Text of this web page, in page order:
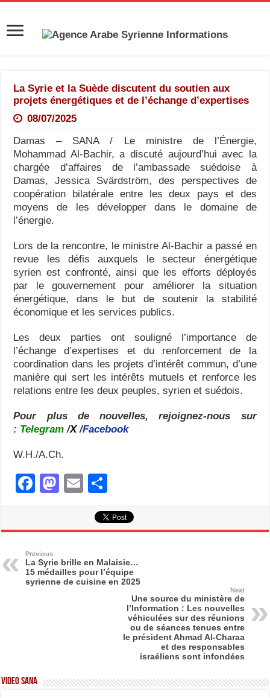
La Syrie et la Suède discutent du soutien aux
projets énergétiques et de l’échange d’expertises
08/07/2025
Damas – SANA / Le ministre de l’Énergie,
Mohammad Al-Bachir, a discuté aujourd’hui avec la
chargée d’affaires de l’ambassade suédoise à
Damas, Jessica Svärdström, des perspectives de
coopération bilatérale entre les deux pays et des
moyens de les développer dans le domaine de
l’énergie.
Lors de la rencontre, le ministre Al-Bachir a passé en
revue les défis auxquels le secteur énergétique
syrien est confronté, ainsi que les efforts déployés
par le gouvernement pour améliorer la situation
énergétique, dans le but de soutenir la stabilité
économique et les services publics.
Les deux parties ont souligné l’importance de
l’échange d’expertises et du renforcement de la
coordination dans les projets d’intérêt commun, d’une
manière qui sert les intérêts mutuels et renforce les
relations entre les deux peuples, syrien et suédois.
Pour plus de nouvelles, rejoignez-nous sur
: Telegram/X /Facebook
W.H./A.Ch.
F
b
o
M
d
o
E
ail ar
Previous
La Syrie brille en Malaisie…
15 médailles pour l’équipe
syrienne de cuisine en 2025
Next
Une source du ministère de
l’Information : Les nouvelles
véhiculées sur des réunions
ou de séances tenues entre
le président Ahmad Al-Charaa
et des responsables
israéliens sont infondées
Video SANA